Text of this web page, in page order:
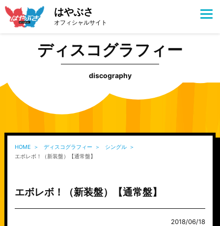
はやぶさ
オフィシャルサイト
ディスコグラフィー
discography
HOME ディスコグラフィー
シングル
エボレボ！（新装盤）【通常盤】
エボレボ！（新装盤）【通常盤】
2018/06/18